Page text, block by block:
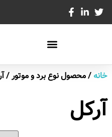
خانه / محصول نوع برد و موتور /
آرکل